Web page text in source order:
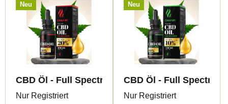
Neu
CBD Öl - Full Spectrum - 20% - 15ml - Canapuff
Nur Registriert
Neu
CBD Öl - Full Spectrum
Nur Registriert